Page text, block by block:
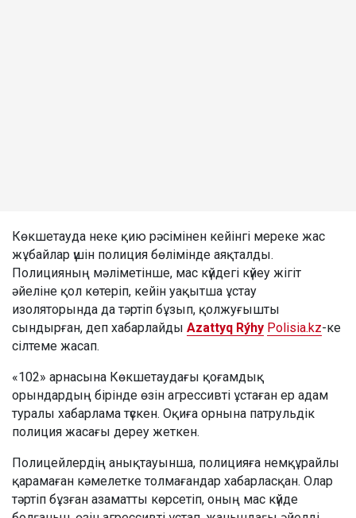
Көкшетауда неке қию рәсімінен кейінгі мереке жас
жұбайлар үшін полиция бөлімінде аяқталды.
Полицияның мәліметінше, мас күйдегі күйеу жігіт
әйеліне қол көтеріп, кейін уақытша ұстау
изоляторында да тәртіп бұзып, қолжуғышты
сындырған, деп хабарлайды Azattyq Rýhy Polisia.kz-ке
сілтеме жасап.
«102» арнасына Көкшетаудағы қоғамдық
орындардың бірінде өзін агрессивті ұстаған ер адам
туралы хабарлама түскен. Оқиға орнына патрульдік
полиция жасағы дереу жеткен.
Полицейлердің анықтауынша, полицияға немқұрайлы
қарамаған кәмелетке толмағандар хабарласқан. Олар
тәртіп бұзған азаматты көрсетіп, оның мас күйде